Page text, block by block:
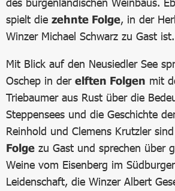
spielt die zehnte Folge, in der
Winzer Michael Schwarz zu Gast ist.
Mit Blick auf den Neusiedler See
Oschep in der elften Folgen mit
Triebaumer aus Rust über die
Steppensees und die Geschichte
Reinhold und Clemens Krutzler
Folge zu Gast und sprechen über
Weine vom Eisenberg im
Leidenschaft, die Winzer Albert